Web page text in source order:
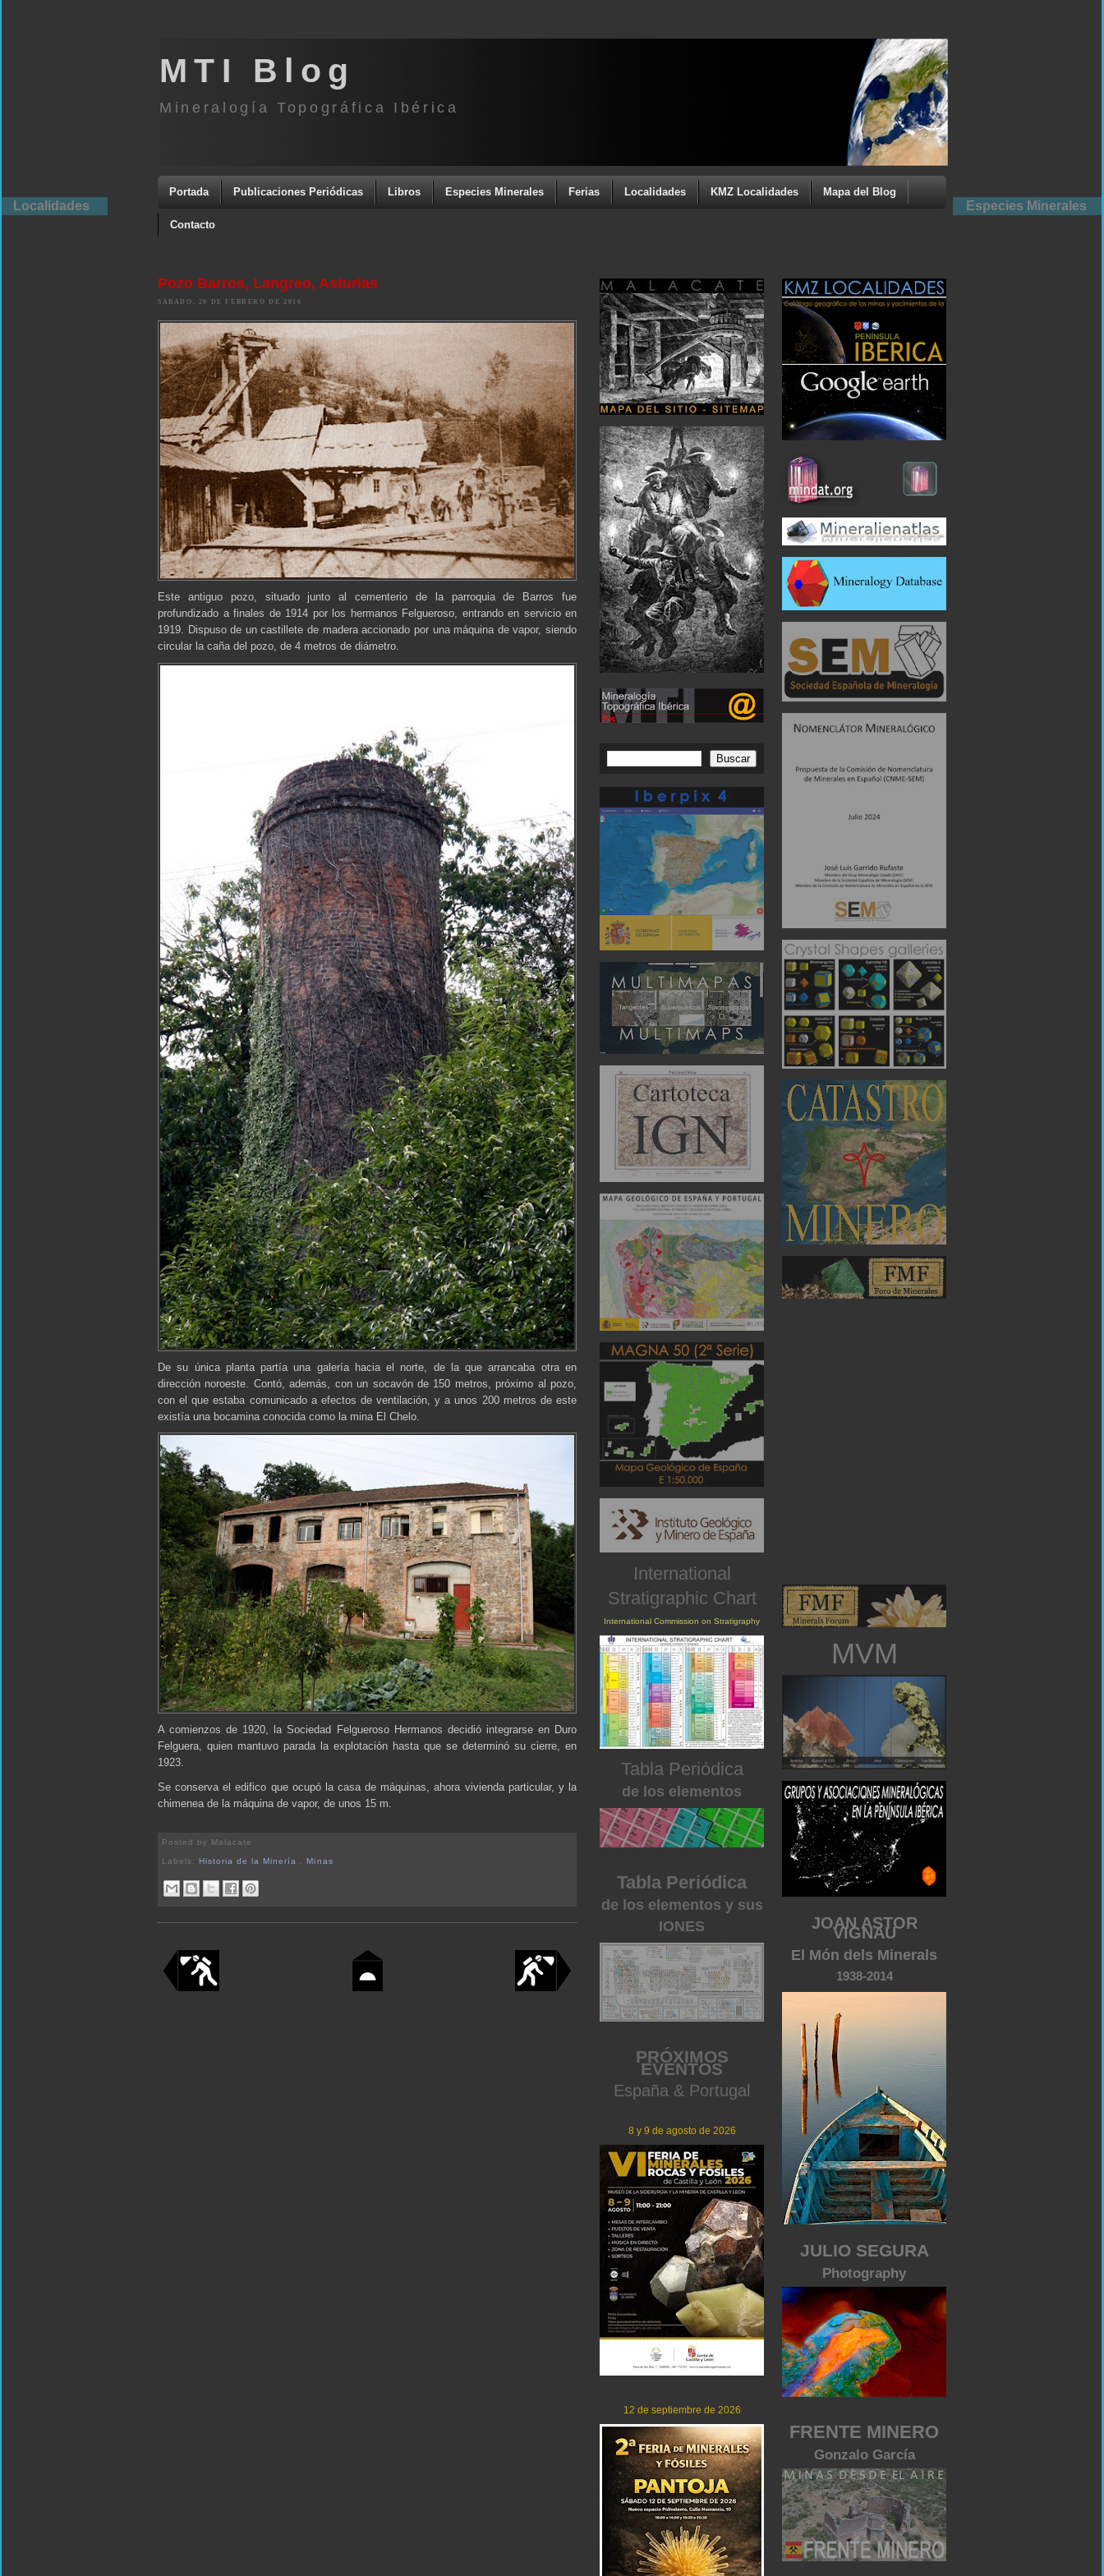
MTI Blog
Mineralogía Topográfica Ibérica
Portada Publicaciones Periódicas Libros Especies Minerales Ferias Localidades KMZ Localidades Mapa del Blog
Contacto
MVM
JOAN ASTOR
VIGNAU
El Món dels Minerals
1938-2014
JULIO SEGURA
Photography
FRENTE MINERO
Gonzalo García
Pozo Barros, Langreo, Asturias
SÁBADO, 20 DE FEBRERO DE 2016
Este antiguo pozo, situado junto al cementerio de la parroquia de Barros fue
profundizado a finales de 1914 por los hermanos Felgueroso, entrando en servicio en
1919. Dispuso de un castillete de madera accionado por una máquina de vapor, siendo
circular la caña del pozo, de 4 metros de diámetro.
De su única planta partía una galería hacia el norte, de la que arrancaba otra en
dirección noroeste. Contó, además, con un socavón de 150 metros, próximo al pozo,
con el que estaba comunicado a efectos de ventilación, y a unos 200 metros de este
existía una bocamina conocida como la mina El Chelo.
A comienzos de 1920, la Sociedad Felgueroso Hermanos decidió integrarse en Duro
Felguera, quien mantuvo parada la explotación hasta que se determinó su cierre, en
1923.
Se conserva el edifico que ocupó la casa de máquinas, ahora vivienda particular, y la
chimenea de la máquina de vapor, de unos 15 m.
Posted by Malacate
Labels:Historia de la Minería ,Minas
International
Stratigraphic Chart
International Commission on Stratigraphy
Tabla Periódica
de los elementos
Tabla Periódica
de los elementos y sus
IONES
PRÓXIMOS
EVENTOS
España & Portugal
8 y 9 de agosto de 2026
12 de septiembre de 2026
Localidades Especies Minerales